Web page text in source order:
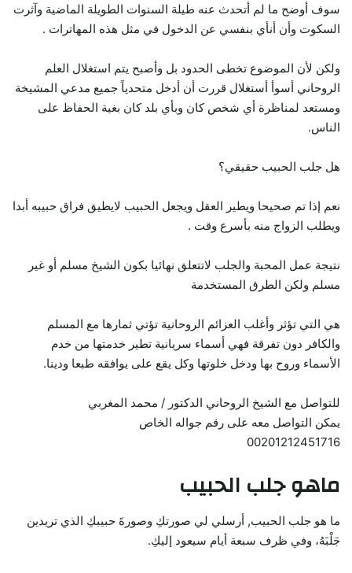
سوف أوضح ما لم أتحدث عنه طيلة السنوات الطويلة الماضية وآثرت
السكوت وأن أنأي بنفسي عن الدخول في مثل هذه المهاترات .
ولكن لأن الموضوع تخطى الحدود بل وأصبح يتم استغلال العلم
الروحاني أسوأ أستغلال قررت أن أدخل متحدياً جميع مدعي المشيخة
ومستعد لمناظرة أي شخص كان وبأي بلد كان بغية الحفاظ على
الناس.
هل جلب الحبيب حقيقي؟
نعم إذا تم صحيحا ويطير العقل ويجعل الحبيب لايطيق فراق حبيبه أبدا
ويطلب الزواج منه بأسرع وقت .
نتيجة عمل المحبة والجلب لاتتعلق نهائيا بكون الشيخ مسلم أو غير
مسلم ولكن الطرق المستخدمة
هي التي تؤثر وأغلب العزائم الروحانية تؤتي ثمارها مع المسلم
والكافر دون تفرقة فهي أسماء سريانية تطير خدمتها من خدم
الأسماء وروح بها ودخل خلوتها وكل يقع على يوافقه طبعا ودينا.
للتواصل مع الشيخ الروحاني الدكتور / محمد المغربي
يمكن التواصل معه على رقم جواله الخاص
00201212451716
ماهو جلب الحبيب
ما هو جلب الحبيب, أرسلي لي صورتكِ وصورةَ حبيبكِ الذي تريدين
جَلْبَهُ، وفي ظرف سبعة أيام سيعود إليكِ.